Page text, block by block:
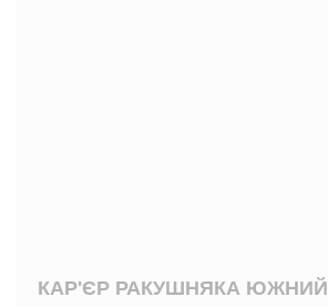
КАР'ЄР РАКУШНЯКА ЮЖНИЙ